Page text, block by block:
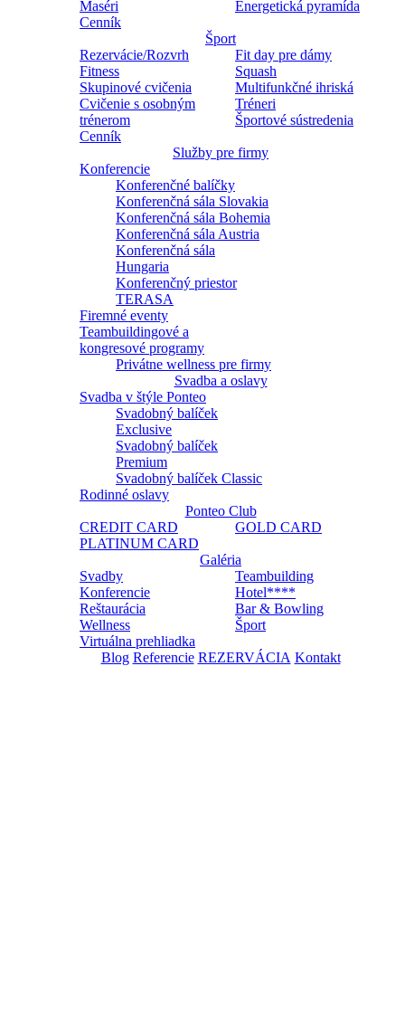
Maséri
Energetická pyramída
Cenník
Šport
Rezervácie/Rozvrh
Fit day pre dámy
Fitness
Squash
Skupinové cvičenia
Multifunkčné ihriská
Cvičenie s osobným
trénerom
Tréneri
Športové sústredenia
Cenník
Služby pre firmy
Konferencie
Konferenčné balíčky
Konferenčná sála Slovakia
Konferenčná sála Bohemia
Konferenčná sála Austria
Konferenčná sála
Hungaria
Konferenčný priestor
TERASA
Firemné eventy
Teambuildingové a
kongresové programy
Privátne wellness pre firmy
Svadba a oslavy
Svadba v štýle Ponteo
Svadobný balíček
Exclusive
Svadobný balíček
Premium
Svadobný balíček Classic
Rodinné oslavy
Ponteo Club
CREDIT CARD
GOLD CARD
PLATINUM CARD
Galéria
Svadby
Teambuilding
Konferencie
Hotel****
Reštaurácia
Bar & Bowling
Wellness
Šport
Virtuálna prehliadka
Blog Referencie REZERVÁCIA Kontakt